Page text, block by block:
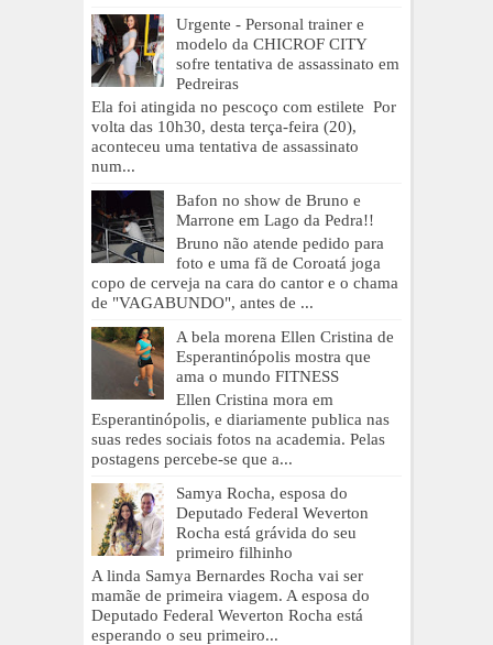
Urgente - Personal trainer e
modelo da CHICROF CITY
sofre tentativa de assassinato em
Pedreiras
Ela foi atingida no pescoço com estilete Por
volta das 10h30, desta terça-feira (20),
aconteceu uma tentativa de assassinato
num...
Bafon no show de Bruno e
Marrone em Lago da Pedra!!
Bruno não atende pedido para
foto e uma fã de Coroatá joga
copo de cerveja na cara do cantor e o chama
de "VAGABUNDO", antes de ...
A bela morena Ellen Cristina de
Esperantinópolis mostra que
ama o mundo FITNESS
Ellen Cristina mora em
Esperantinópolis, e diariamente publica nas
suas redes sociais fotos na academia. Pelas
postagens percebe-se que a...
Samya Rocha, esposa do
Deputado Federal Weverton
Rocha está grávida do seu
primeiro filhinho
A linda Samya Bernardes Rocha vai ser
mamãe de primeira viagem. A esposa do
Deputado Federal Weverton Rocha está
esperando o seu primeiro...